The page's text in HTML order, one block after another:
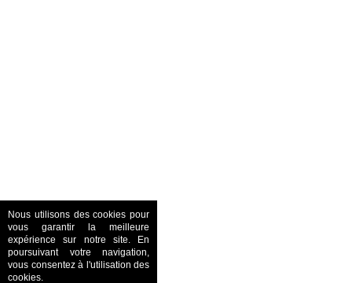
Nous utilisons des cookies pour
vous garantir la meilleure
expérience sur notre site. En
poursuivant votre navigation,
vous consentez à l'utilisation des
cookies.